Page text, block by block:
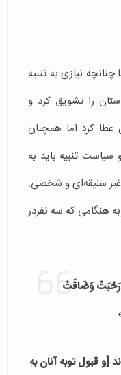
نیازی به تنبیه
را تشویق کرد و
کرد اما همچنان
سیاست تنبیه باید به
غیر سلیقه‌ای و شخصی.
مبارکه توبه هنگامی که سه نفردر
رَحُبَتْ وَضَاقَتْ
[و قبول توبه آنان به